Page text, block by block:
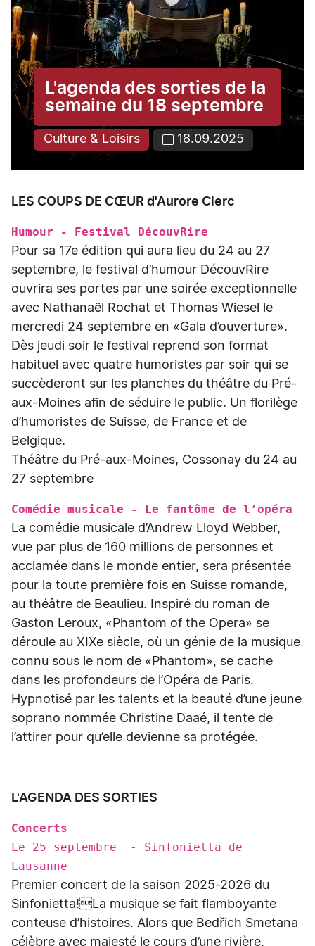
L'agenda des sorties de la
semaine du 18 septembre
Culture & Loisirs 18.09.2025
LES COUPS DE CŒUR d'Aurore Clerc
Humour - Festival DécouvRire
Pour sa 17e édition qui aura lieu du 24 au 27
septembre, le festival d’humour DécouvRire
ouvrira ses portes par une soirée exceptionnelle
avec Nathanaël Rochat et Thomas Wiesel le
mercredi 24 septembre en «Gala d’ouverture».
Dès jeudi soir le festival reprend son format
habituel avec quatre humoristes par soir qui se
succèderont sur les planches du théâtre du Pré-
aux-Moines afin de séduire le public. Un florilège
d’humoristes de Suisse, de France et de
Belgique.
Théâtre du Pré-aux-Moines, Cossonay du 24 au
27 septembre
Comédie musicale - Le fantôme de l’opéra
La comédie musicale d’Andrew Lloyd Webber,
vue par plus de 160 millions de personnes et
acclamée dans le monde entier, sera présentée
pour la toute première fois en Suisse romande,
au théâtre de Beaulieu. Inspiré du roman de
Gaston Leroux, «Phantom of the Opera» se
déroule au XIXe siècle, où un génie de la musique
connu sous le nom de «Phantom», se cache
dans les profondeurs de l’Opéra de Paris.
Hypnotisé par les talents et la beauté d’une jeune
soprano nommée Christine Daaé, il tente de
l’attirer pour qu’elle devienne sa protégée.
L'AGENDA DES SORTIES
Concerts
Le 25 septembre - Sinfonietta de
Lausanne
Premier concert de la saison 2025-2026 du
Sinfonietta!La musique se fait flamboyante
conteuse d’histoires. Alors que Bedřich Smetana
célèbre avec majesté le cours d’une rivière,